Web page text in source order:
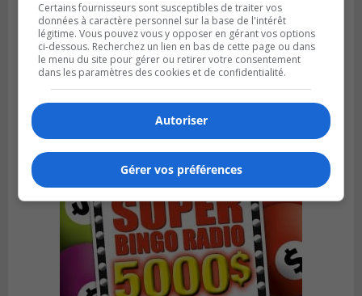
Publié le 4 août 2026 à 07h27
Les clubs de la Rive-Sud récoltent des
points en Ligue 1 Québec
Certains fournisseurs sont susceptibles de traiter vos
données à caractère personnel sur la base de l'intérêt
légitime. Vous pouvez vous y opposer en gérant vos options
ci-dessous. Recherchez un lien en bas de cette page ou dans
le menu du site pour gérer ou retirer votre consentement
dans les paramètres des cookies et de confidentialité.
Autoriser
Gérer vos préférences